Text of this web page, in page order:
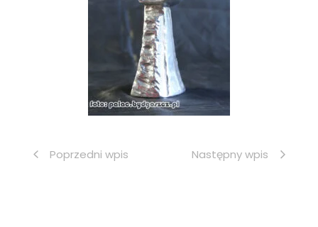
Poprzedni wpis Następny wpis